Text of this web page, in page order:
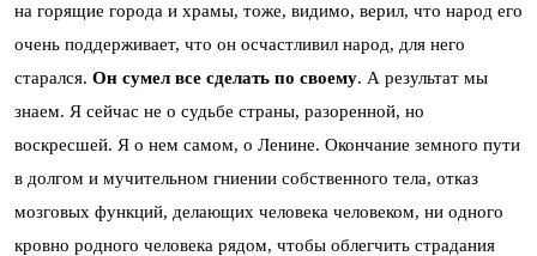
на горящие города и храмы, тоже, видимо, верил, что народ его
очень поддерживает, что он осчастливил народ, для него
старался. Он сумел все сделать по своему. А результат мы
знаем. Я сейчас не о судьбе страны, разоренной, но
воскресшей. Я о нем самом, о Ленине. Окончание земного пути
в долгом и мучительном гниении собственного тела, отказ
мозговых функций, делающих человека человеком, ни одного
кровно родного человека рядом, чтобы облегчить страдания